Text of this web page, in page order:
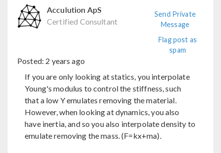
Acculution ApS
Certified Consultant
Send Private
Message
Flag post as
spam
Posted: 2 years ago
If you are only looking at statics, you interpolate
Young's modulus to control the stiffness, such
that a low Y emulates removing the material.
However, when looking at dynamics, you also
have inertia, and so you also interpolate density to
emulate removing the mass. (F=kx+ma).